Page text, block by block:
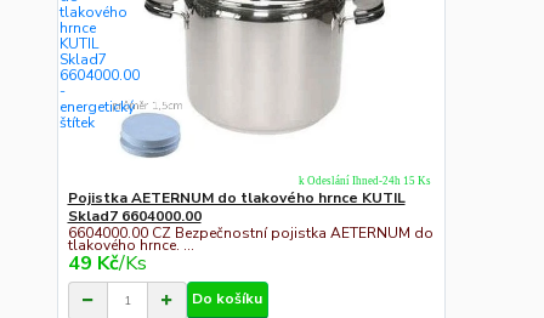
Pojistka AETERNUM do tlakového hrnce KUTIL
Sklad7 6604000.00
6604000.00 CZ Bezpečnostní pojistka AETERNUM do
tlakového hrnce. ...
49 Kč/Ks
k Odeslání Ihned-24h 15 Ks
Do košíku